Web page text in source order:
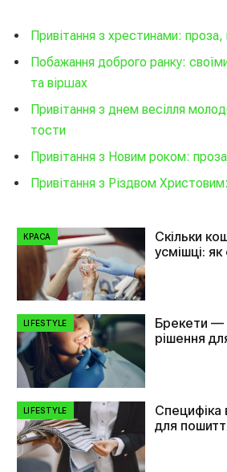
Привітання з хрестинами:
Побажання доброго ранку:
та віршах
Привітання з днем весілля
тости
Привітання з Новим роком:
Привітання з Різдвом
КРАСА
Скільки
усмішці:
LIFESTYLE
Брекети —
рішення
LIFESTYLE
Специфіка
для